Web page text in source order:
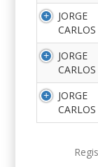
JORGE
CARLOS
JORGE
CARLOS
JORGE
CARLOS